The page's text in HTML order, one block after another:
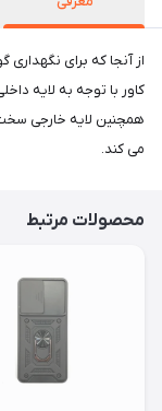
از آنجا که برای
کاور با توجه به لایه
همچنین لایه خارجی
می کند.
محصولات مرتبط